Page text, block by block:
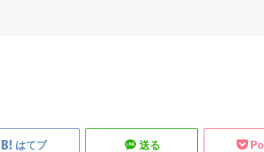
はてブ 送る